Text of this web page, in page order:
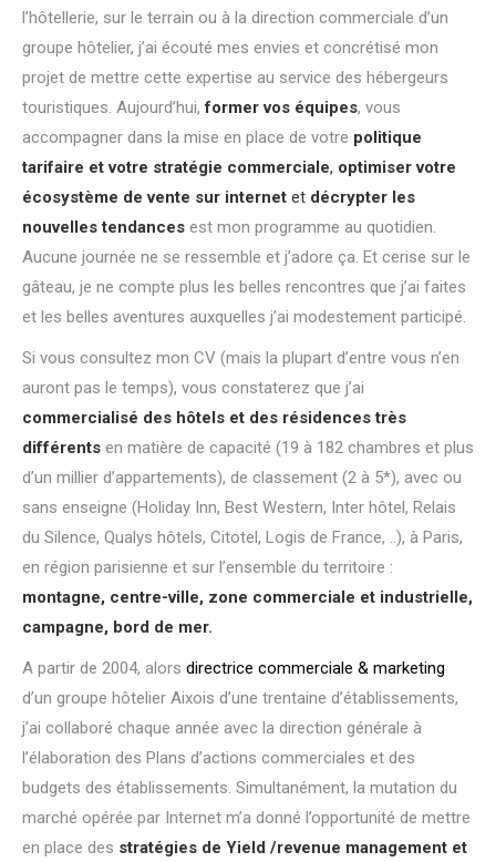
l’hôtellerie, sur le terrain ou à la direction commerciale d’un
groupe hôtelier, j’ai écouté mes envies et concrétisé mon
projet de mettre cette expertise au service des hébergeurs
touristiques. Aujourd’hui,former vos équipes, vous
accompagner dans la mise en place de votre politique
tarifaire et votre stratégie commerciale, optimiser votre
écosystème de vente sur internet et décrypter les
nouvelles tendances est mon programme au quotidien.
Aucune journée ne se ressemble et j’adore ça. Et cerise sur le
gâteau, je ne compte plus les belles rencontres que j’ai faites
et les belles aventures auxquelles j’ai modestement participé.
Si vous consultez mon CV (mais la plupart d’entre vous n’en
auront pas le temps), vous constaterez que j’ai
commercialisé des hôtels et des résidences très
différents en matière de capacité (19 à 182 chambres et plus
d’un millier d’appartements), de classement (2 à 5*), avec ou
sans enseigne (Holiday Inn, Best Western, Inter hôtel, Relais
du Silence, Qualys hôtels, Citotel, Logis de France, ..), à Paris,
en région parisienne et sur l’ensemble du territoire :
montagne, centre-ville, zone commerciale et industrielle,
campagne, bord de mer.
A partir de 2004, alors directrice commerciale & marketing
d’un groupe hôtelier Aixois d’une trentaine d’établissements,
j’ai collaboré chaque année avec la direction générale à
l’élaboration des Plans d’actions commerciales et des
budgets des établissements. Simultanément, la mutation du
marché opérée par Internet m’a donné l’opportunité de mettre
en place des stratégies de Yield /revenue management et